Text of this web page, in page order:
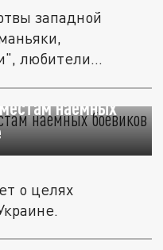
западной
любители
наемных
о целях